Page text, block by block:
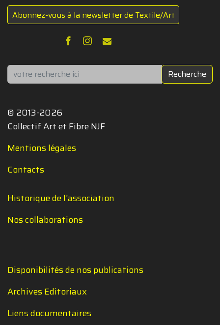
Abonnez-vous à la newsletter de Textile/Art
Rechercher Recherche
© 2013-2026
Collectif Art et Fibre NJF
Mentions légales
Contacts
Historique de l'association
Nos collaborations
Disponibilités de nos publications
Archives Editoriaux
Liens documentaires